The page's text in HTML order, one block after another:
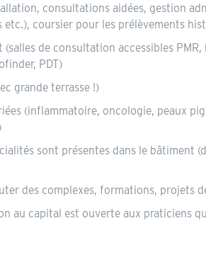
consultations aidées, gestion
etc.), coursier pour les prélèvements
de consultation accessibles PMR,
PDT)
grande terrasse !)
(inflammatoire, oncologie, peaux
sont présentes dans le bâtiment
des complexes, formations, projets
au capital est ouverte aux praticiens